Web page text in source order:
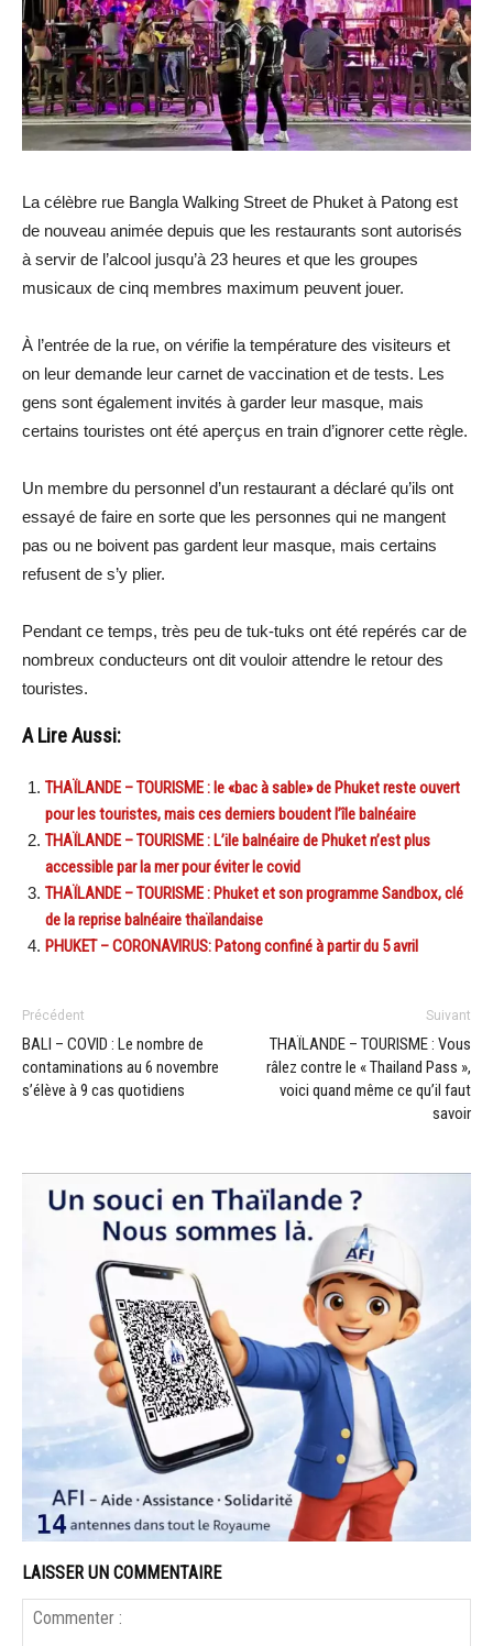
La célèbre rue Bangla Walking Street de Phuket à Patong est
de nouveau animée depuis que les restaurants sont autorisés
à servir de l’alcool jusqu’à 23 heures et que les groupes
musicaux de cinq membres maximum peuvent jouer.
À l’entrée de la rue, on vérifie la température des visiteurs et
on leur demande leur carnet de vaccination et de tests. Les
gens sont également invités à garder leur masque, mais
certains touristes ont été aperçus en train d’ignorer cette règle.
Un membre du personnel d’un restaurant a déclaré qu’ils ont
essayé de faire en sorte que les personnes qui ne mangent
pas ou ne boivent pas gardent leur masque, mais certains
refusent de s’y plier.
Pendant ce temps, très peu de tuk-tuks ont été repérés car de
nombreux conducteurs ont dit vouloir attendre le retour des
touristes.
A Lire Aussi:
THAÏLANDE – TOURISME : le «bac à sable» de Phuket reste ouvert
pour les touristes, mais ces derniers boudent l’île balnéaire
THAÏLANDE – TOURISME : L’ile balnéaire de Phuket n’est plus
accessible par la mer pour éviter le covid
THAÏLANDE – TOURISME : Phuket et son programme Sandbox, clé
de la reprise balnéaire thaïlandaise
PHUKET – CORONAVIRUS: Patong confiné à partir du 5 avril
Précédent
BALI – COVID : Le nombre de
contaminations au 6 novembre
s’élève à 9 cas quotidiens
Suivant
THAÏLANDE – TOURISME : Vous
râlez contre le « Thailand Pass »,
voici quand même ce qu’il faut
savoir
LAISSER UN COMMENTAIRE